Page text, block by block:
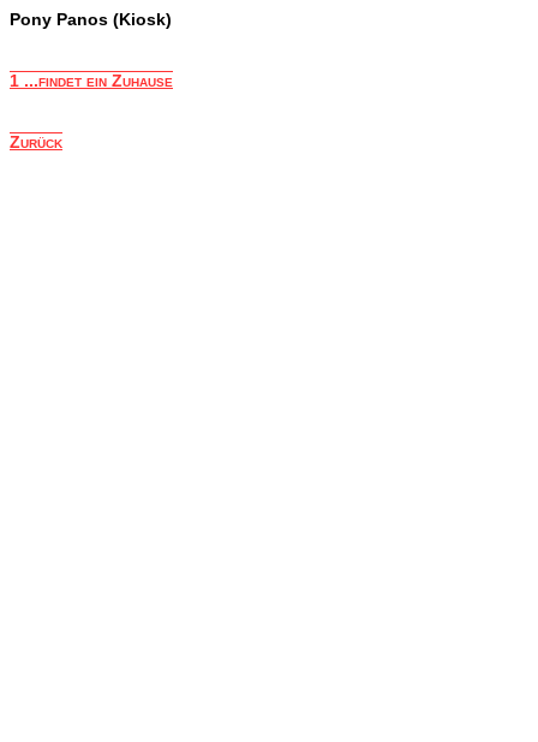
Pony Panos (Kiosk)
1 ...findet ein Zuhause
Zurück